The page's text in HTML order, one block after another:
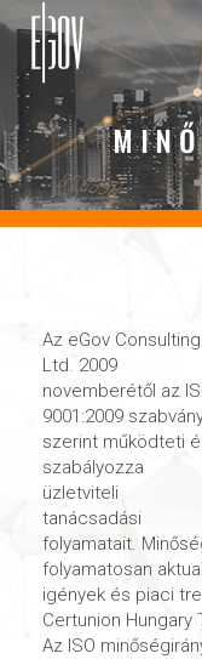
Az eGov Consulting
Ltd. 2009
novemberétől az
9001:2009
szerint működteti
szabályozza
üzletviteli
tanácsadási
folyamatait.
folyamatosan
igények és piaci
Certunion Hungary
Az ISO